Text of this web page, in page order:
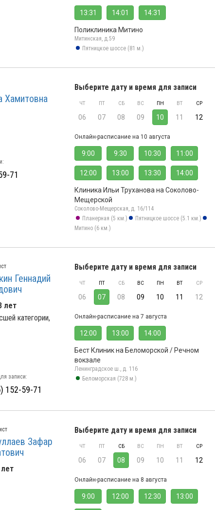
13:31 14:01 14:31
Поликлиника Митино
Митинская, д.59
Пятницкое шоссе (81 м.)
Хамитовна
71
Выберите дату и время для записи
ЧТ
06
ПТ
07
СБ
08
ВС
09
ПН
10
ВТ
11
СР
12
Онлайн-расписание на 10 августа
9:00 9:30 10:30 11:00
12:00 13:00 13:30 14:00
Клиника Ильи Труханова на Соколово-
Мещерской
Соколово-Мещерская, д. 16/114
Планерная (5 км.)
Пятницкое шоссе (5.1 км.)
Митино (6 км.)
Геннадий
лет
категории,
записи:
152-59-71
Выберите дату и время для записи
ЧТ
06
ПТ
07
СБ
08
ВС
09
ПН
10
ВТ
11
СР
12
Онлайн-расписание на 7 августа
12:00 13:00 14:00
Бест Клиник на Беломорской / Речном
вокзале
Ленинградское ш., д. 116
Беломорская (728 м.)
Зафар
Выберите дату и время для записи
ЧТ
06
ПТ
07
СБ
08
ВС
09
ПН
10
ВТ
11
СР
12
Онлайн-расписание на 8 августа
9:00 12:00 12:30 13:00